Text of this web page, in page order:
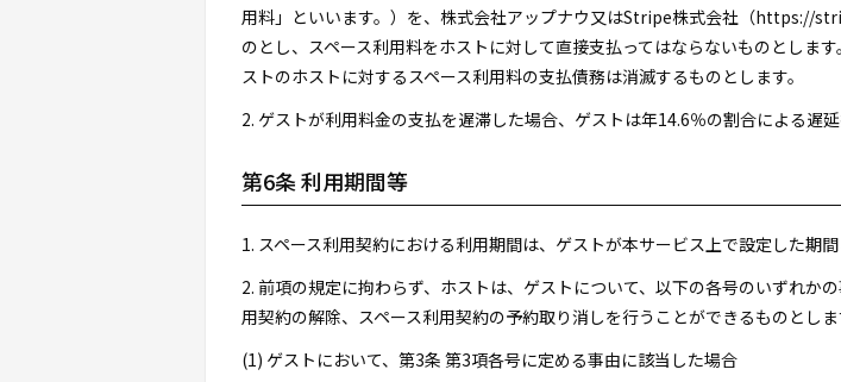
用料」といいます。）を、株式会社アップナウ又はStripe株式会社（https://
のとし、スペース利用料をホストに対して直接支払ってはならないものとしま
ストのホストに対するスペース利用料の支払債務は消滅するものとします。
2. ゲストが利用料金の支払を遅滞した場合、ゲストは年14.6％の割合による遅
第6条 利用期間等
1. スペース利用契約における利用期間は、ゲストが本サービス上で設定した期間
2. 前項の規定に拘わらず、ホストは、ゲストについて、以下の各号のいずれか
用契約の解除、スペース利用契約の予約取り消しを行うことができるものとしま
(1) ゲストにおいて、第3条 第3項各号に定める事由に該当した場合